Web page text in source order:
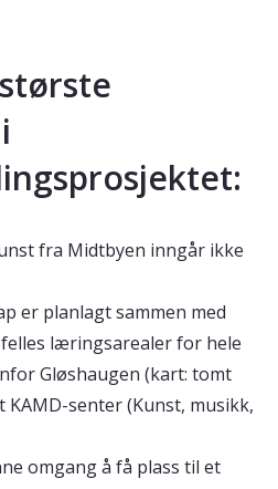
fra Midtbyen inngår ikke
er planlagt sammen med
læringsarealer for hele
Gløshaugen (kart: tomt
KAMD-senter (Kunst, musikk,
omgang å få plass til et